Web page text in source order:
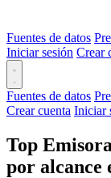
Fuentes de datos
Iniciar sesión Crear
Fuentes de datos
Crear cuenta Iniciar
Top
por alcance